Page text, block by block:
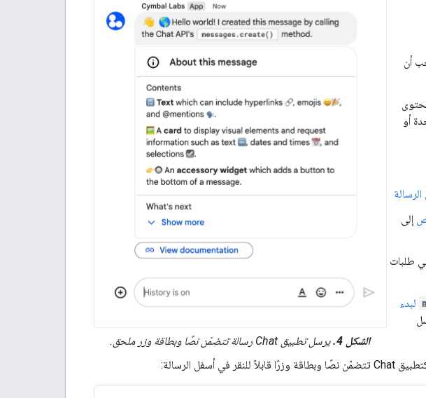
الشكل 4. يرسل تطبيق Chat رسالة تتضمّن نصًا وبطاقة وزر ملحق.
أن
أو
إلى
طلبات
لبدء